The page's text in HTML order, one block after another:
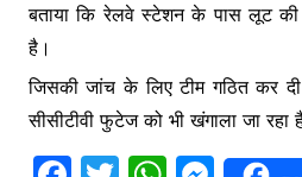
बताया कि रेलवे स्टेशन के पास लूट की
है।
जिसकी जांच के लिए टीम गठित कर
सीसीटीवी फुटेज को भी खंगाला जा रहा